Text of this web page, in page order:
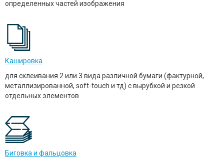
определенных частей изображения
Кашировка
для склеивания 2 или 3 вида различной бумаги (фактурной,
металлизированной, soft-touch и тд) с вырубкой и резкой
отдельных элементов
Биговка и фальцовка